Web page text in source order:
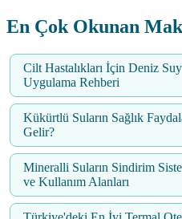
En Çok Okunan
Cilt Hastalıkları İçin Deniz
Uygulama Rehberi
Kükürtlü Suların Sağlık
Gelir?
Mineralli Suların Sindirim
ve Kullanım Alanları